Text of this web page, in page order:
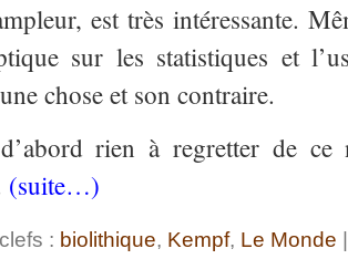
est très intéressante.
sur les statistiques et
chose et son contraire.
rien à regretter de ce
(suite…)
: biolithique, Kempf, Le Monde